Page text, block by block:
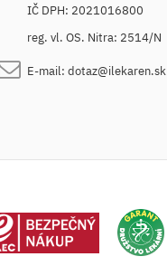
IČ DPH: 2021016800
reg. vl. OS. Nitra: 2514/N
E-mail: dotaz@ilekaren.sk